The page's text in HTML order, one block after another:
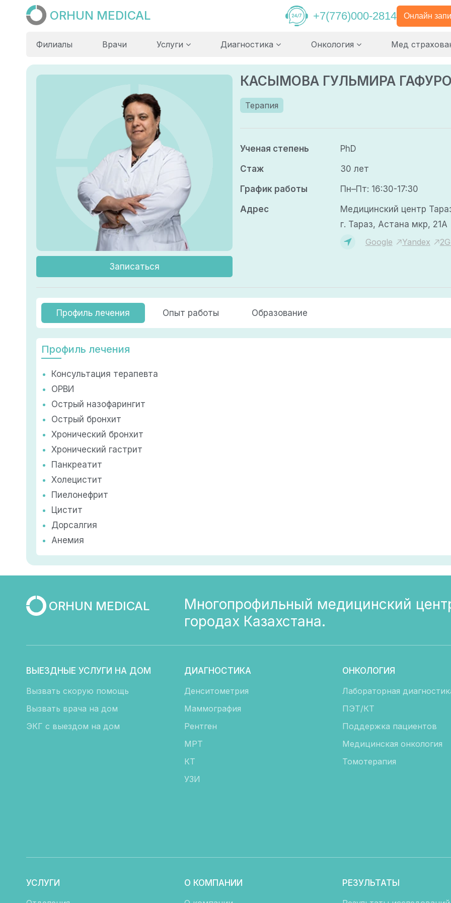
ORHUN MEDICAL +7(776)000-2814 Онлайн
Филиалы Врачи Услуги Диагностика Онкология Мед
Записаться
КАСЫМОВА ГУЛЬМИРА
Терапия
Ученая степень
PhD
Стаж
30 лет
График работы
Пн–Пт: 16:30-17:30
Адрес
Медицинский центр
г. Тараз, Астана мкр, 21А
Google
Yandex
Профиль лечения Опыт работы Образование
Профиль лечения
Консультация терапевта
ОРВИ
Острый назофарингит
Острый бронхит
Хронический бронхит
Хронический гастрит
Панкреатит
Холецистит
Пиелонефрит
Цистит
Дорсалгия
Анемия
ORHUN MEDICAL
Многопрофильный медицинский
городах Казахстана.
ВЫЕЗДНЫЕ УСЛУГИ НА ДОМ
Вызвать скорую помощь
Вызвать врача на дом
ЭКГ с выездом на дом
ДИАГНОСТИКА
Денситометрия
Маммография
Рентген
МРТ
КТ
УЗИ
ОНКОЛОГИЯ
Лабораторная
ПЭТ/КТ
Поддержка пациентов
Медицинская онкология
Томотерапия
УСЛУГИ
О КОМПАНИИ
РЕЗУЛЬТАТЫ